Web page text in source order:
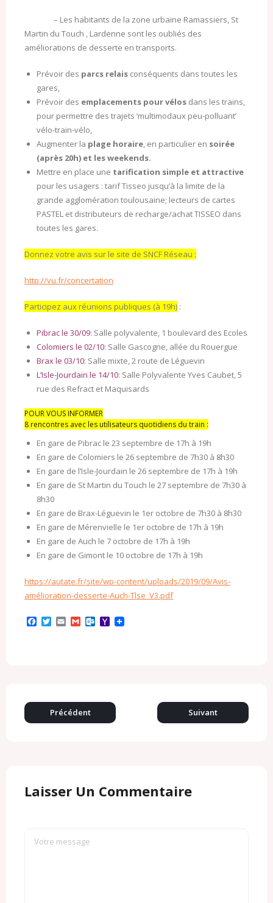
– Les habitants de la zone urbaine Ramassiers, St
Martin du Touch , Lardenne sont les oubliés des
améliorations de desserte en transports.
Prévoir des parcs relais conséquents dans toutes les
gares,
Prévoir des emplacements pour vélos dans les trains,
pour permettre des trajets ‘multimodaux peu-polluant’
vélo-train-vélo,
Augmenter la plage horaire, en particulier en soirée
(après 20h) et les weekends.
Mettre en place une tarification simple et attractive
pour les usagers : tarif Tisseo jusqu’à la limite de la
grande agglomération toulousaine; lecteurs de cartes
PASTEL et distributeurs de recharge/achat TISSEO dans
toutes les gares.
Donnez votre avis sur le site de SNCF Réseau :
http://vu.fr/concertation
Participez aux réunions publiques (à 19h) :
Pibrac le 30/09: Salle polyvalente, 1 boulevard des Ecoles
Colomiers le 02/10: Salle Gascogne, allée du Rouergue
Brax le 03/10: Salle mixte, 2 route de Léguevin
L’Isle-Jourdain le 14/10: Salle Polyvalente Yves Caubet, 5
rue des Refract et Maquisards
POUR VOUS INFORMER
8 rencontres avec les utilisateurs quotidiens du train :
En gare de Pibrac le 23 septembre de 17h à 19h
En gare de Colomiers le 26 septembre de 7h30 à 8h30
En gare de l’Isle-Jourdain le 26 septembre de 17h à 19h
En gare de St Martin du Touch le 27 septembre de 7h30 à
8h30
En gare de Brax-Léguevin le 1er octobre de 7h30 à 8h30
En gare de Mérenvielle le 1er octobre de 17h à 19h
En gare de Auch le 7 octobre de 17h à 19h
En gare de Gimont le 10 octobre de 17h à 19h
https://autate.fr/site/wp-content/uploads/2019/09/Avis-
amélioration-desserte-Auch-Tlse_V3.pdf
T E G O
c
Y
l
Précédent Suivant
Laisser Un Commentaire